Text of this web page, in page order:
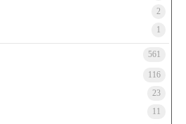
2
1
561
116
23
11